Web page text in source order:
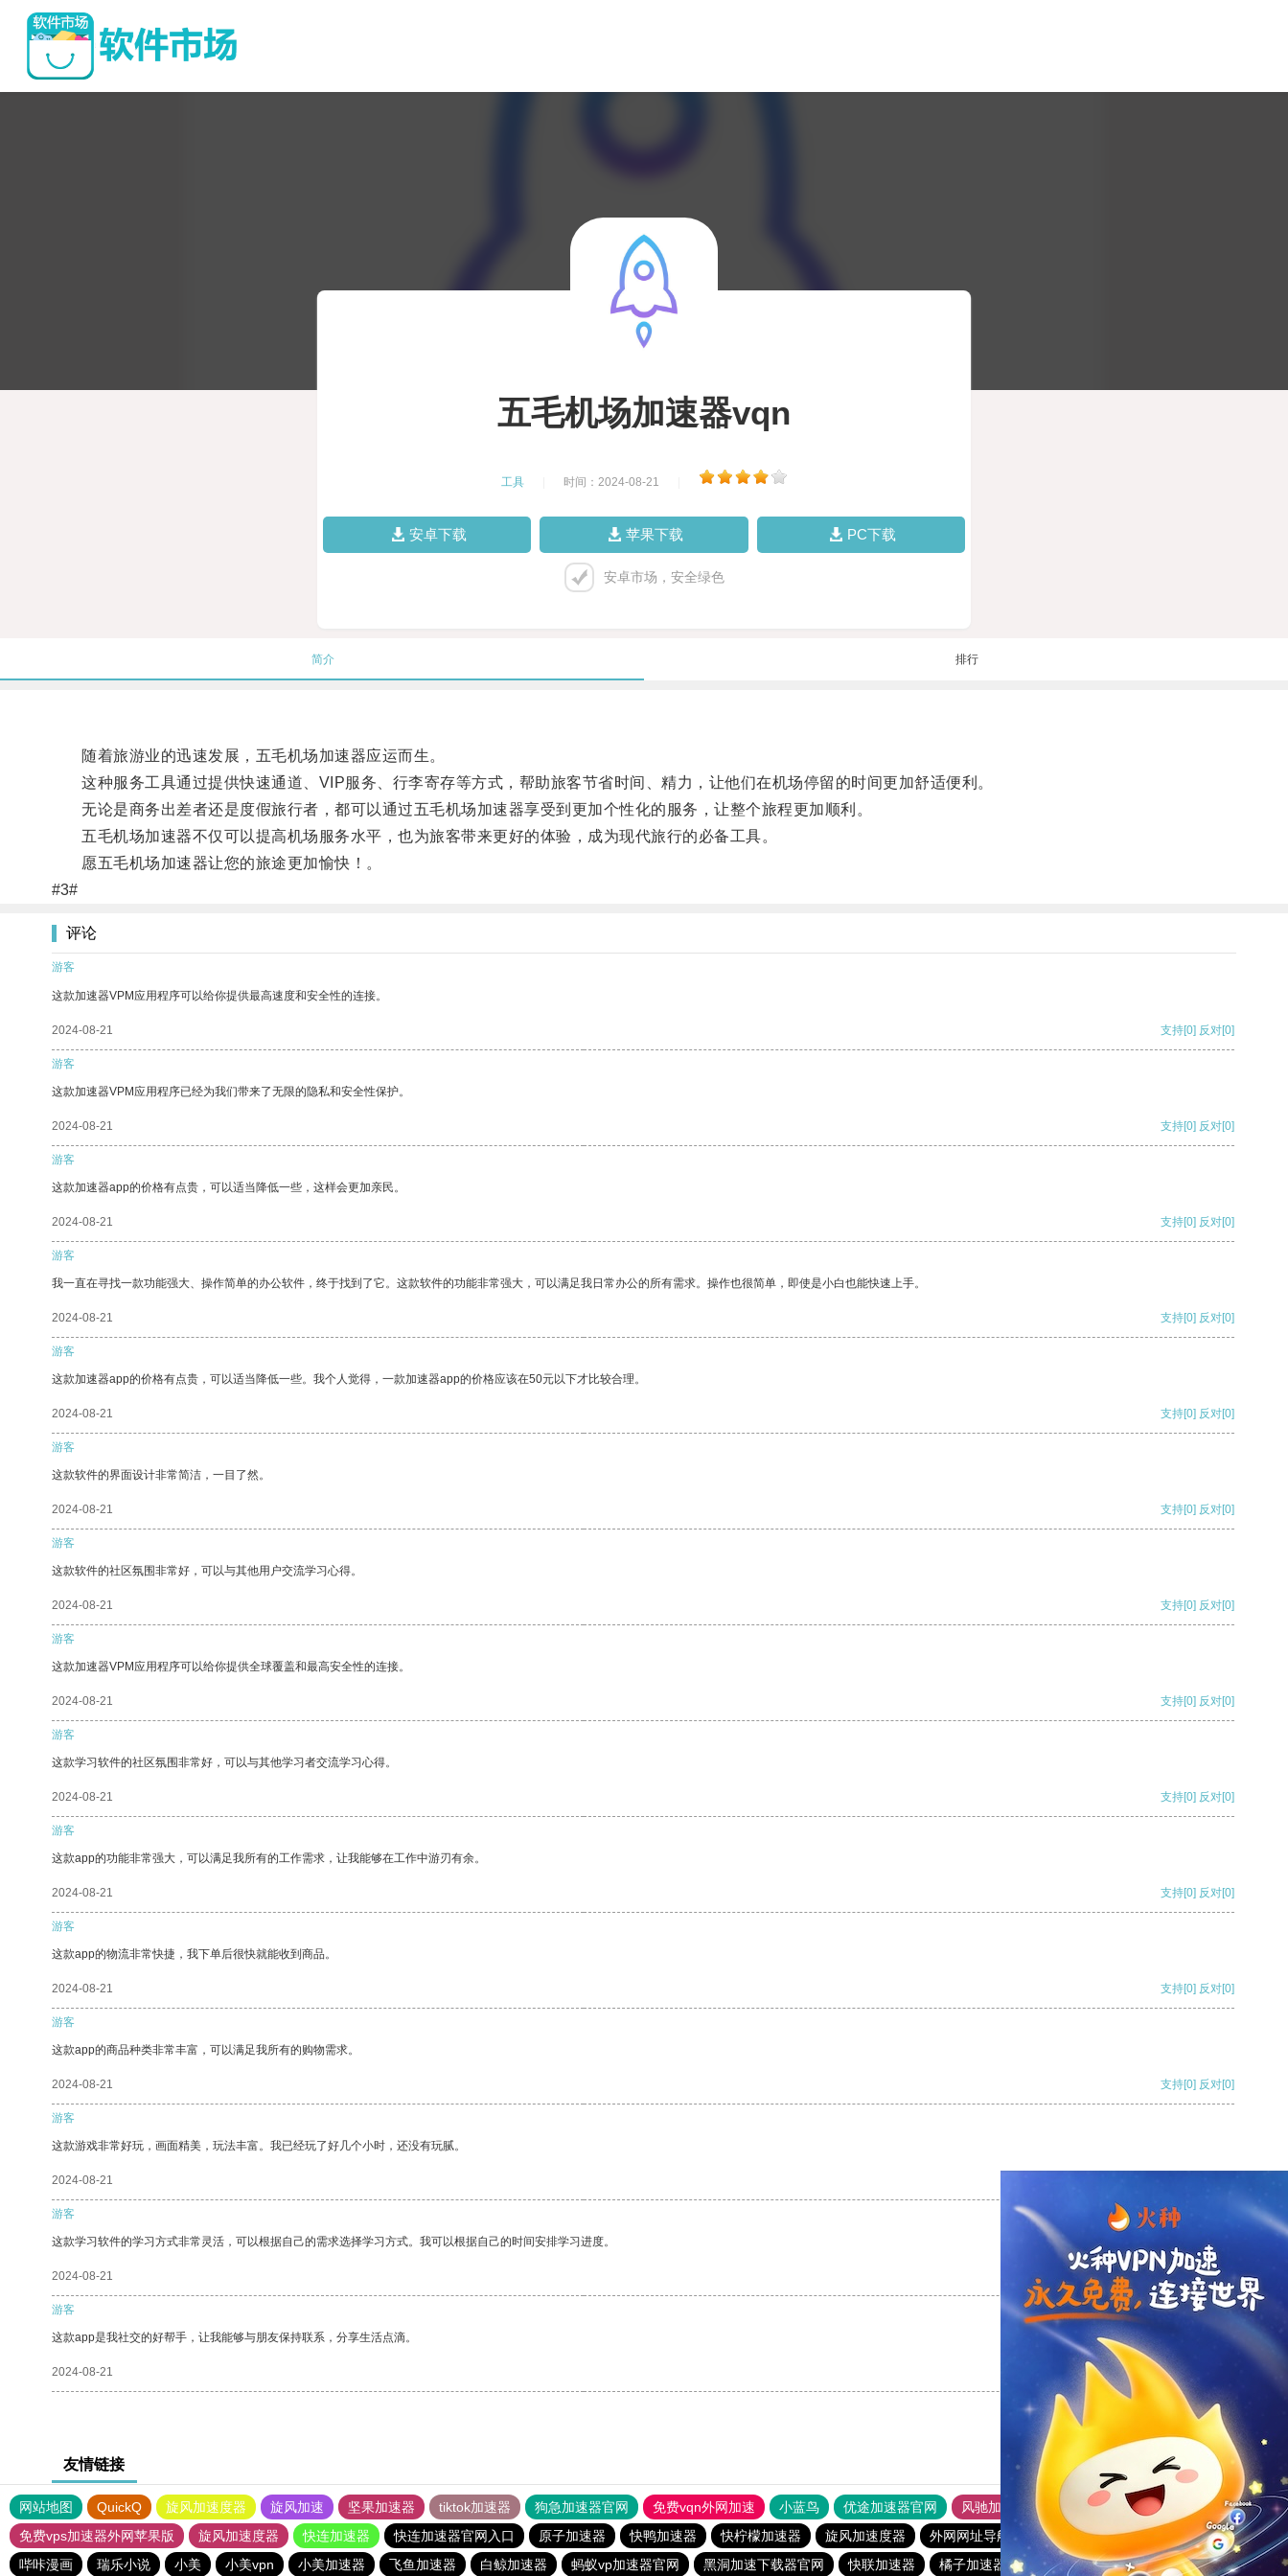
五毛机场加速器vqn
工具 时间：2024-08-21
安卓下载 苹果下载 PC下载
安卓市场，安全绿色
简介 排行
随着旅游业的迅速发展，五毛机场加速器应运而生。
这种服务工具通过提供快速通道、VIP服务、行李寄存等方式，帮助旅客节省时间、精力，让他们在机场停留的时间更加舒适便利。
无论是商务出差者还是度假旅行者，都可以通过五毛机场加速器享受到更加个性化的服务，让整个旅程更加顺利。
五毛机场加速器不仅可以提高机场服务水平，也为旅客带来更好的体验，成为现代旅行的必备工具。
愿五毛机场加速器让您的旅途更加愉快！。
#3#
评论
游客
这款加速器VPM应用程序可以给你提供最高速度和安全性的连接。
2024-08-21 支持[0] 反对[0]
游客
这款加速器VPM应用程序已经为我们带来了无限的隐私和安全性保护。
2024-08-21 支持[0] 反对[0]
游客
这款加速器app的价格有点贵，可以适当降低一些，这样会更加亲民。
2024-08-21 支持[0] 反对[0]
游客
我一直在寻找一款功能强大、操作简单的办公软件，终于找到了它。这款软件的功能非常强大，可以满足我日常办公的所有需求。操作也很简单，即使是小白也能快速上手。
2024-08-21 支持[0] 反对[0]
游客
这款加速器app的价格有点贵，可以适当降低一些。我个人觉得，一款加速器app的价格应该在50元以下才比较合理。
2024-08-21 支持[0] 反对[0]
游客
这款软件的界面设计非常简洁，一目了然。
2024-08-21 支持[0] 反对[0]
游客
这款软件的社区氛围非常好，可以与其他用户交流学习心得。
2024-08-21 支持[0] 反对[0]
游客
这款加速器VPM应用程序可以给你提供全球覆盖和最高安全性的连接。
2024-08-21 支持[0] 反对[0]
游客
这款学习软件的社区氛围非常好，可以与其他学习者交流学习心得。
2024-08-21 支持[0] 反对[0]
游客
这款app的功能非常强大，可以满足我所有的工作需求，让我能够在工作中游刃有余。
2024-08-21 支持[0] 反对[0]
游客
这款app的物流非常快捷，我下单后很快就能收到商品。
2024-08-21 支持[0] 反对[0]
游客
这款app的商品种类非常丰富，可以满足我所有的购物需求。
2024-08-21 支持[0] 反对[0]
游客
这款游戏非常好玩，画面精美，玩法丰富。我已经玩了好几个小时，还没有玩腻。
2024-08-21
游客
这款学习软件的学习方式非常灵活，可以根据自己的需求选择学习方式。我可以根据自己的时间安排学习进度。
2024-08-21 支持 [0] 反对 [0]
游客
这款app是我社交的好帮手，让我能够与朋友保持联系，分享生活点滴。
2024-08-21 支持
友情链接
网站地图 QuickQ 旋风加速度器 旋风加速 坚果加速器 tiktok加速器 狗急加速器官网 免费vqn外网加速 小蓝鸟 优途加速器官网 风驰加速器
旋风加速器
免费vps加速器外网苹果版
旋风加速度器 快连加速器 快连加速器官网入口 原子加速器 快鸭加速器 快柠檬加速器 旋风加速度器 外网网址导航 软件中心 雷霆加速
狂飙加速器
哔咔漫画
瑞乐小说 小美 小美vpn 小美加速器 飞鱼加速器 白鲸加速器 蚂蚁vp加速器官网 黑洞加速下载器官网 快联加速器 橘子加速器 黑洞官方加速器 2023免费加速神器